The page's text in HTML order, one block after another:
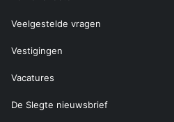
Veelgestelde vragen
Vestigingen
Vacatures
De Slegte nieuwsbrief